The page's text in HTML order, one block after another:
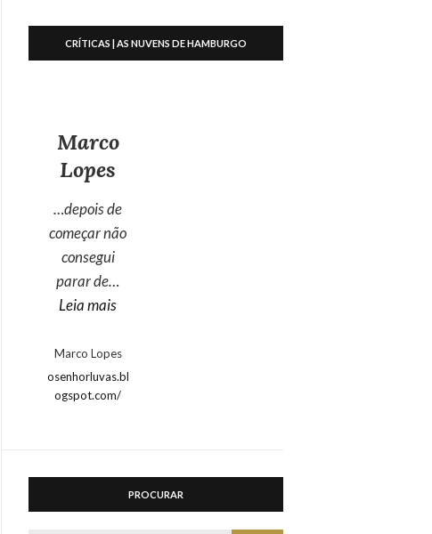
CRÍTICAS | AS NUVENS DE HAMBURGO
Marco
Lopes
…depois de
começar não
consegui
parar de…
Leia mais“Marco Lopes”
Marco Lopes
osenhorluvas.bl
ogspot.com/
PROCURAR